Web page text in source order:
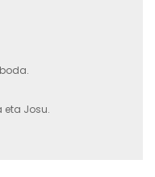
eta Josu.